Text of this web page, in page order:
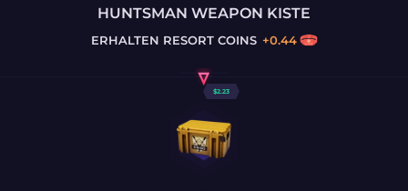
HUNTSMAN WEAPON KISTE
ERHALTEN RESORT COINS +0.44
$2.23